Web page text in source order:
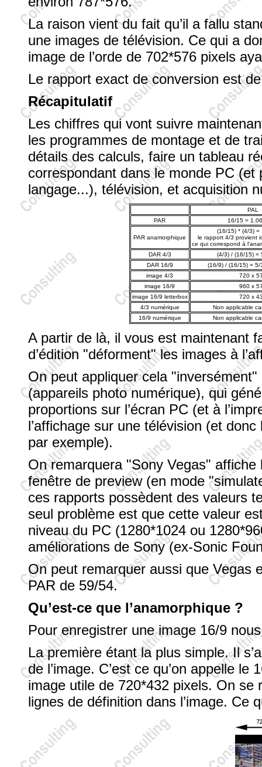
La raison vient du fait qu’il a fallu
une images de télévision. Ce qui a
image de l’orde de 702*576 pixels
Le rapport exact de conversion est
Récapitulatif
Les chiffres qui vont suivre
les programmes de montage et de
détails des calculs, faire un tableau
correspondant dans le monde PC (et
langage...), télévision, et acquisition
PAL
PAR
16/15 =
PAR anamorphique
(16/15) * (4/3) =
le rapport 4/3 provient
ce qui correspond à
DAR 4/3
(4/3) / (16/15) =
DAR 16/9
(16/9) / (16/15) =
image 4/3
720 x
image 16/9
960 x
image 16/9 letterbox
720 x
4/3 numérique
Non applicable
16/9 numérique
Non applicable
A partir de là, il vous est maintenant
d’édition "déforment" les images à
On peut appliquer cela
(appareils photo numérique), qui
proportions sur l’écran PC (et à
l’affichage sur une télévision (et
par exemple).
On remarquera "Sony Vegas"
fenêtre de preview (en mode
ces rapports possèdent des valeurs
seul problème est que cette valeur
niveau du PC (1280*1024 ou
améliorations de Sony (ex-Sonic
On peut remarquer aussi que Vegas
PAR de 59/54.
Qu’est-ce que l’anamorphique ?
Pour enregistrer une image 16/9
La première étant la plus simple. Il
de l’image. C’est ce qu’on appelle
image utile de 720*432 pixels. On se
lignes de définition dans l’image. Ce